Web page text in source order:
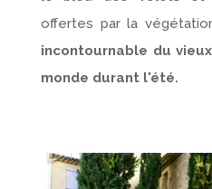
offertes par la
incontournable du
monde durant l'été.